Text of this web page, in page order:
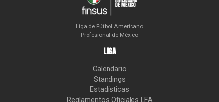
Liga de Fútbol Americano
Profesional de México
LIGA
Calendario
Standings
Estadísticas
Reglamentos Oficiales LFA